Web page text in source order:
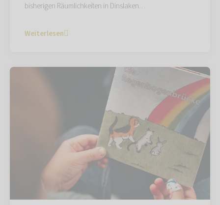
bisherigen Räumlichkeiten in Dinslaken…
Weiterlesen